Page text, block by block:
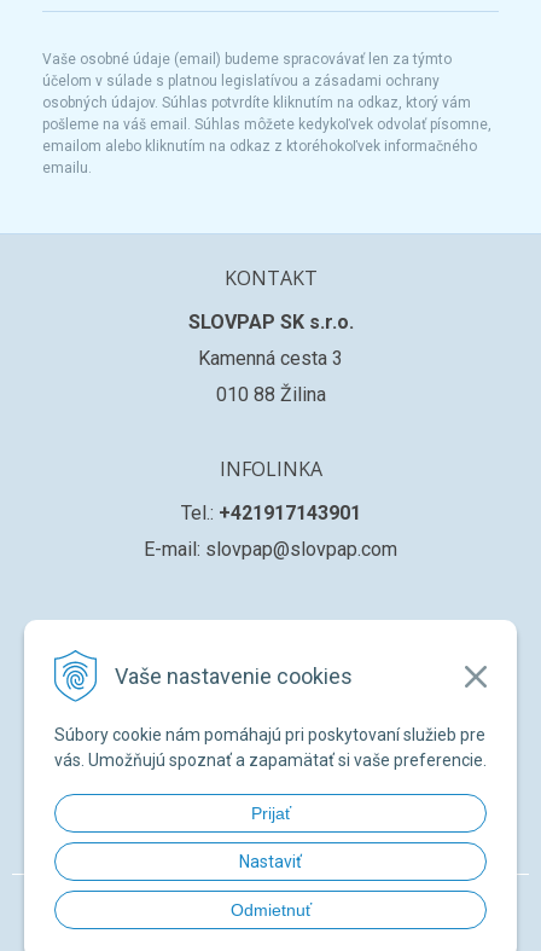
Vaše nastavenie cookies
Súbory cookie nám pomáhajú pri poskytovaní služieb pre
vás. Umožňujú spoznať a zapamätať si vaše preferencie.
Prijať
Nastaviť
Odmietnuť
Vaše osobné údaje (email) budeme spracovávať len za týmto
účelom v súlade s platnou legislatívou a zásadami ochrany
osobných údajov. Súhlas potvrdíte kliknutím na odkaz, ktorý vám
pošleme na váš email. Súhlas môžete kedykoľvek odvolať písomne,
emailom alebo kliknutím na odkaz z ktoréhokoľvek informačného
emailu.
KONTAKT
SLOVPAP SK s.r.o.
Kamenná cesta 3
010 88 Žilina
INFOLINKA
Tel.: +421917143901
E-mail: slovpap@slovpap.com
Obchodné podmienky
Ochana osobných údajov
Registrácia nového zákazníka
Žiadosť o registráciu na ďalší predaj
Zabudnuté heslo
© 2026 SLOVPAP SK • NextShop&e-shop Pohoda Connector NextCom